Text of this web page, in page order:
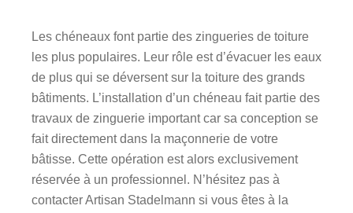
Les chéneaux font partie des zingueries de toiture
les plus populaires. Leur rôle est d’évacuer les eaux
de plus qui se déversent sur la toiture des grands
bâtiments. L’installation d’un chéneau fait partie des
travaux de zinguerie important car sa conception se
fait directement dans la maçonnerie de votre
bâtisse. Cette opération est alors exclusivement
réservée à un professionnel. N’hésitez pas à
contacter Artisan Stadelmann si vous êtes à la